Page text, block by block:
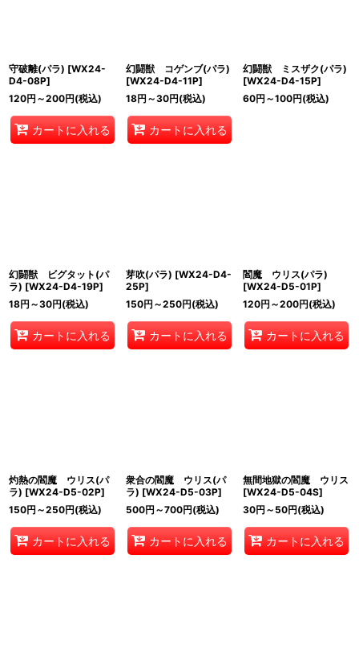
守破離(パラ) [WX24-
D4-08P]
120円 ～200円(税込)
カートに入れる
幻闘獣 コゲンブ(パラ)
[WX24-D4-11P]
18円 ～30円(税込)
カートに入れる
幻闘獣 ミスザク(パラ)
[WX24-D4-15P]
60円 ～100円(税込)
幻闘獣 ビグタット(パ
ラ) [WX24-D4-19P]
18円 ～30円(税込)
カートに入れる
芽吹(パラ) [WX24-D4-
25P]
150円 ～250円(税込)
カートに入れる
閻魔 ウリス(パラ)
[WX24-D5-01P]
120円 ～200円(税込)
カートに入れる
灼熱の閻魔 ウリス(パ
ラ) [WX24-D5-02P]
150円 ～250円(税込)
カートに入れる
衆合の閻魔 ウリス(パ
ラ) [WX24-D5-03P]
500円 ～700円(税込)
カートに入れる
無間地獄の閻魔 ウリス
[WX24-D5-04S]
30円 ～50円(税込)
カートに入れる